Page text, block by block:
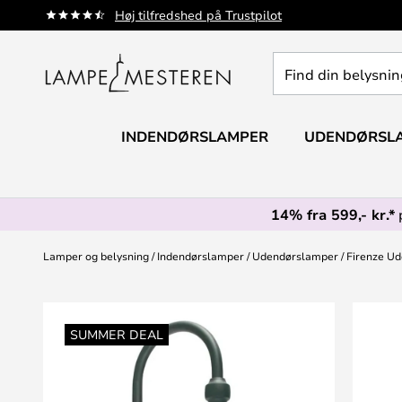
Høj tilfredshed på Trustpilot
Skip
to
din
INDENDØRSLAMPER
14% fra 599,- kr.*
Lamper og belysning Indendørslamper Udendørslamper Firenze
SUMMER DEAL